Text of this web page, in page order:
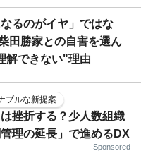
なるのがイヤ」ではな
田勝家との自害を選ん
解できない"理由
ブルな新提案
挫折する？少人数組織
理の延長」で進めるDX
Sponsored